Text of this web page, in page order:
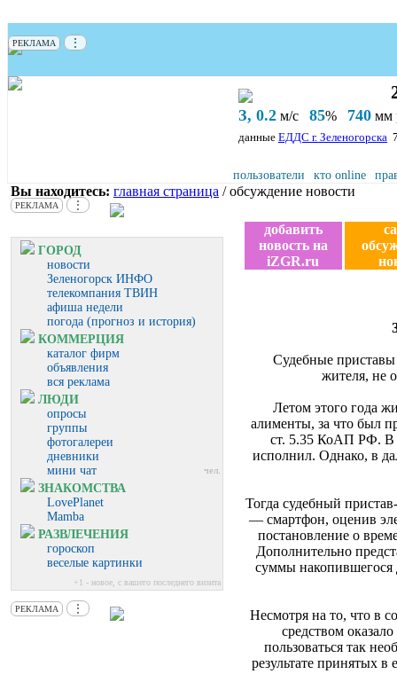
РЕКЛАМА ⋮
З, 0.2 м/с 85% 740 мм
данные ЕДДС г. Зеленогорска
пользователи кто online
Вы находитесь: главная страница / обсуждение новости
РЕКЛАМА ⋮
ГОРОД
новости
Зеленогорск ИНФО
телекомпания ТВИН
афиша недели
погода (прогноз и история)
КОММЕРЦИЯ
каталог фирм
объявления
вся реклама
ЛЮДИ
опросы
группы
фотогалереи
дневники
мини чат
чел.
ЗНАКОМСТВА
LovePlanet
Mamba
РАЗВЛЕЧЕНИЯ
гороскоп
веселые картинки
+1 - новое, с вашего последнего визита
РЕКЛАМА ⋮
добавить
новость на
iZGR.ru
Судебные
жителя, не
Летом этого года
алименты, за что был
ст. 5.35 КоАП РФ. В
исполнил. Однако, в
Тогда судебный
— смартфон, оценив
постановление о
Дополнительно
суммы накопившегося
Несмотря на то, что в
средством
пользоваться так
результате принятых